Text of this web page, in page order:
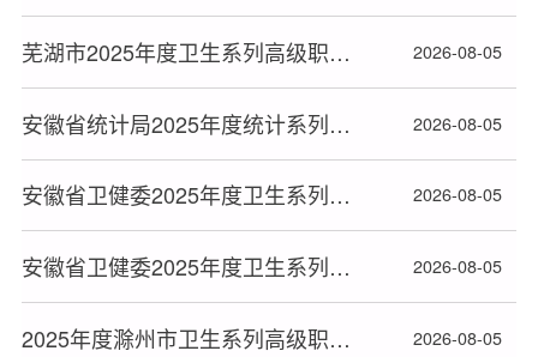
芜湖市2025年度卫生系列高级职称评审通过人员公示 2026-08-05
安徽省统计局2025年度统计系列高级职称评审通过人员公示 2026-08-05
安徽省卫健委2025年度卫生系列高级职称评审通过人员公示（2） 2026-08-05
安徽省卫健委2025年度卫生系列高级职称评审通过人员公示（1） 2026-08-05
2025年度滁州市卫生系列高级职称评审通过人员公示 2026-08-05